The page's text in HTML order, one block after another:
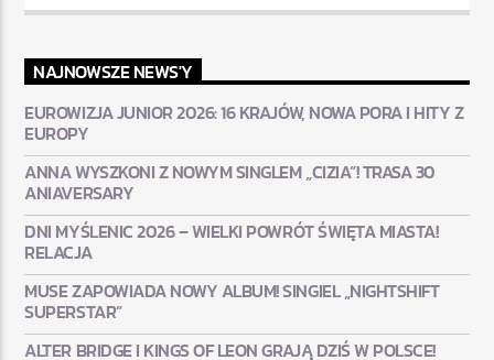
NAJNOWSZE NEWS'Y
EUROWIZJA JUNIOR 2026: 16 KRAJÓW, NOWA PORA I HITY Z
EUROPY
ANNA WYSZKONI Z NOWYM SINGLEM „CIZIA”! TRASA 30
ANIAVERSARY
DNI MYŚLENIC 2026 – WIELKI POWRÓT ŚWIĘTA MIASTA!
RELACJA
MUSE ZAPOWIADA NOWY ALBUM! SINGIEL „NIGHTSHIFT
SUPERSTAR”
ALTER BRIDGE I KINGS OF LEON GRAJĄ DZIŚ W POLSCE!